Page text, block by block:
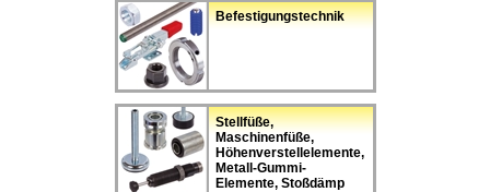
Befestigungstechnik
Stellfüße,
Maschinenfüße,
Höhenverstellelemente,
Metall-Gummi-
Elemente, Stoßdämp